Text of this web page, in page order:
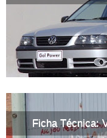
Ficha Técnica: